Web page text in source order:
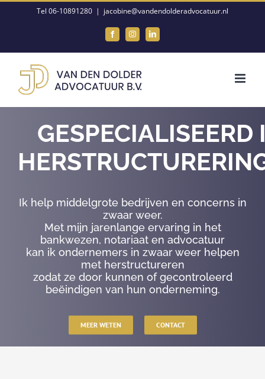
Tel 06-10891280 | jacobine@vandendolderadvocatuur.nl
FacebookInstagramLinkedIn
GESPECIALISEERD
Ik help middelgrote bedrijven en concerns in
zwaar weer.
Met mijn jarenlange ervaring in het
bankwezen, notariaat en advocatuur
kan ik ondernemers in zwaar weer helpen
met herstructureren
zodat ze door kunnen of gecontroleerd
beëindigen van hun onderneming.
MEER WETEN CONTACT